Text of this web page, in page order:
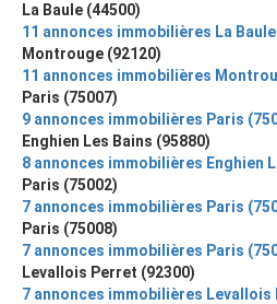
La Baule (44500)
11 annonces immobilières La
Montrouge (92120)
11 annonces immobilières
Paris (75007)
9 annonces immobilières Paris
Enghien Les Bains (95880)
8 annonces immobilières Enghien
Paris (75002)
7 annonces immobilières Paris
Paris (75008)
7 annonces immobilières Paris
Levallois Perret (92300)
7 annonces immobilières Levallois